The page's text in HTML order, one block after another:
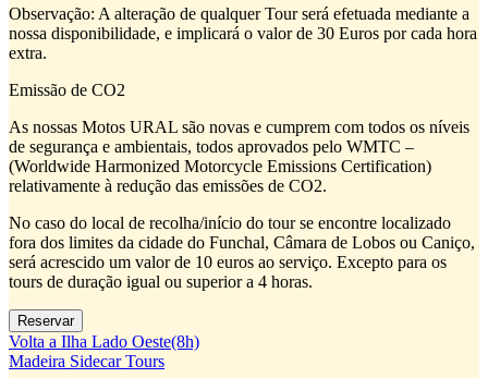
Observação: A alteração de qualquer Tour será efetuada mediante a
nossa disponibilidade, e implicará o valor de 30 Euros por cada hora
extra.
Emissão de CO2
As nossas Motos URAL são novas e cumprem com todos os níveis
de segurança e ambientais, todos aprovados pelo WMTC –
(Worldwide Harmonized Motorcycle Emissions Certification)
relativamente à redução das emissões de CO2.
No caso do local de recolha/início do tour se encontre localizado
fora dos limites da cidade do Funchal, Câmara de Lobos ou Caniço,
será acrescido um valor de 10 euros ao serviço. Excepto para os
tours de duração igual ou superior a 4 horas.
Volta a Ilha Lado Oeste(8h)
Madeira Sidecar Tours